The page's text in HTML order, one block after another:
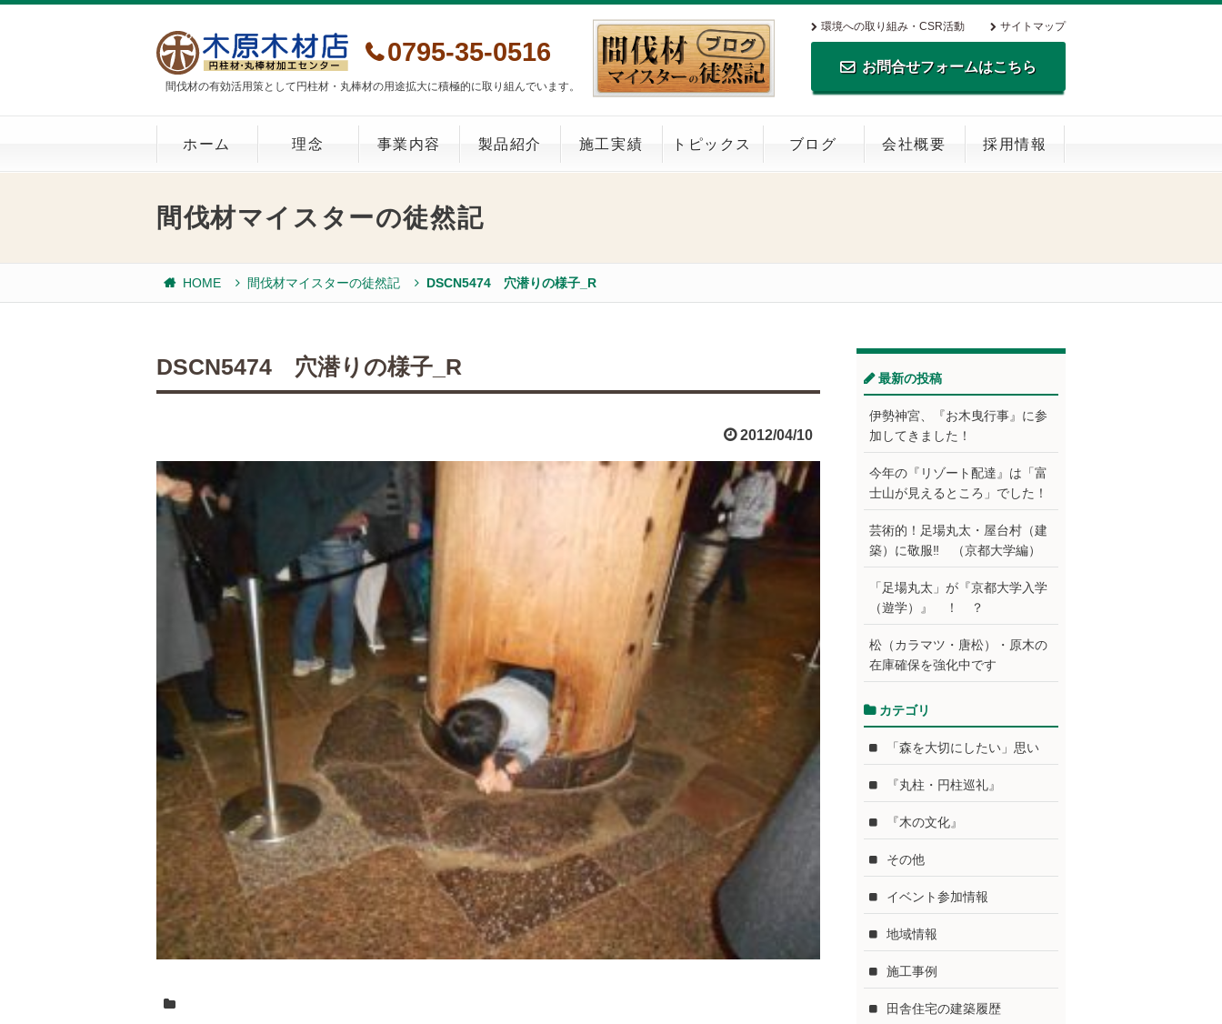
間伐材の有効活用策として円柱材・丸棒材の用途拡大に積極的に取り組んでいます。
0795-35-0516
環境への取り組み・CSR活動 サイトマップ
お問合せフォームはこちら
TEL.0795-35-0516 FAX.0795-35-
0269
ホーム 理念 事業内容 製品紹介 施工実績 トピックス ブログ 会社概要 採用情報
間伐材マイスターの徒然記
HOME 間伐材マイスターの徒然記 DSCN5474 穴潜りの様子_R
DSCN5474 穴潜りの様子_R
2012/04/10
最新の投稿
伊勢神宮、『お木曳行事』に参
加してきました！
今年の『リゾート配達』は「富
士山が見えるところ」でした！
芸術的！足場丸太・屋台村（建
築）に敬服‼ （京都大学編）
「足場丸太」が『京都大学入学
（遊学）』 ！ ？
松（カラマツ・唐松）・原木の
在庫確保を強化中です
カテゴリ
「森を大切にしたい」思い
『丸柱・円柱巡礼』
『木の文化』
その他
イベント参加情報
地域情報
施工事例
田舎住宅の建築履歴